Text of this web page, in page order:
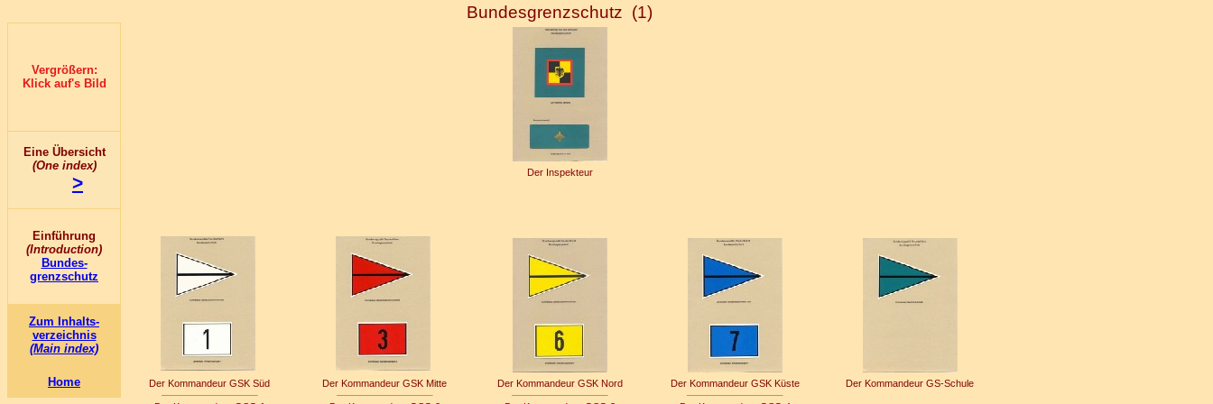
Bundesgrenzschutz (1)
Vergrößern:
Klick auf's Bild
Eine Übersicht
(One index)
>
Einführung
(Introduction)
Bundes-
grenzschutz
Zum Inhalts-
verzeichnis
(Main index)
Home
Der Inspekteur
Der Kommandeur GSK Süd Der Kommandeur GSK Mitte Der Kommandeur GSK Nord Der Kommandeur GSK Küste Der Kommandeur GS-Schule